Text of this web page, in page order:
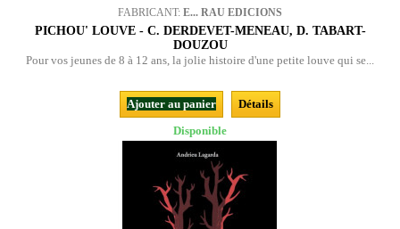
FABRICANT: E... RAU EDICIONS
PICHOU' LOUVE - C. DERDEVET-MENEAU, D. TABART-
DOUZOU
Pour vos jeunes de 8 à 12 ans, la jolie histoire d'une petite louve qui se...
Ajouter au panier
Détails
Disponible